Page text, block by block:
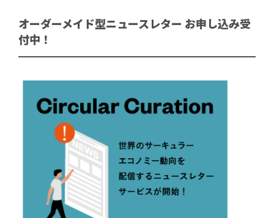
オーダーメイド型ニュースレター お申し込み受
付中！